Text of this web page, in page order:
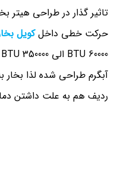
تاثیر گذار در طراحی هیتر
حرکت خطی داخلکویل
آبگرم طراحی شده لذا
ردیف هم به علت داشتن